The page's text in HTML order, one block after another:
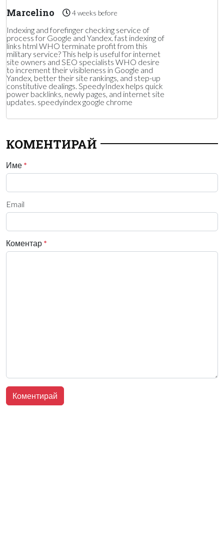
Marcelino 4 weeks before
Indexing and forefinger checking service of
process for Google and Yandex. fast indexing of
links html WHO terminate profit from this
military service? This help is useful for internet
site owners and SEO specialists WHO desire
to increment their visibleness in Google and
Yandex, better their site rankings, and step-up
constitutive dealings. SpeedyIndex helps quick
power backlinks, newly pages, and internet site
updates. speedyindex google chrome
КОМЕНТИРАЙ
Име *
Email
Коментар *